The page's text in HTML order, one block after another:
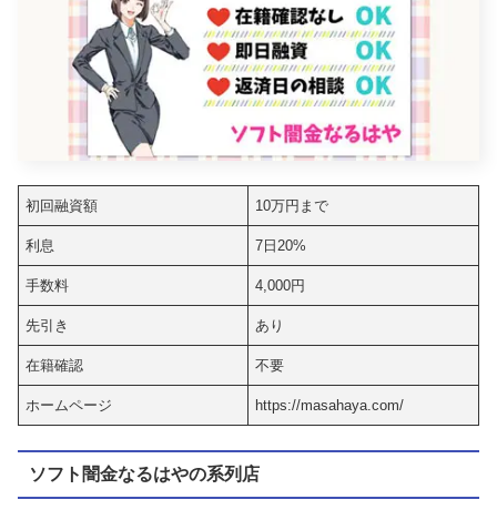
初回融資額 10万円まで
利息 7日20%
手数料 4,000円
先引き あり
在籍確認 不要
ホームページ https://masahaya.com/
ソフト闇金なるはやの系列店